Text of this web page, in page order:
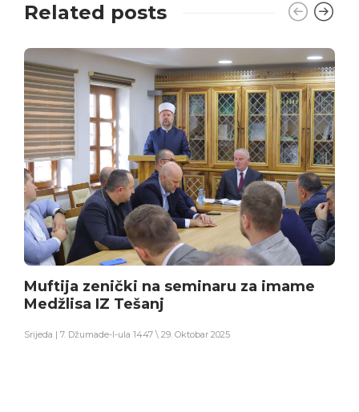
Related posts
Muftija zenički na seminaru za imame
Medžlisa IZ Tešanj
Srijeda | 7. Džumade-l-ula 1447 \ 29. Oktobar 2025